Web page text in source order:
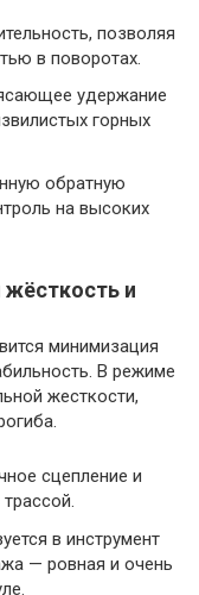
позволяя
в поворотах.
удержание
горных
обратную
на высоких
и
минимизация
В режиме
жесткости,
сцепление и
в инструмент
— ровная и очень